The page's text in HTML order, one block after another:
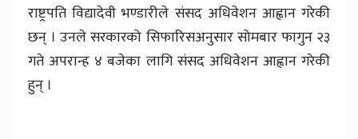
राष्ट्रपति विद्यादेवी भण्डारीले संसद अधिवेशन आह्वान गरेकी
छन् । उनले सरकारको सिफारिसअनुसार सोमबार फागुन २३
गते अपरान्ह ४ बजेका लागि संसद अधिवेशन आह्वान गरेकी
हुन् ।